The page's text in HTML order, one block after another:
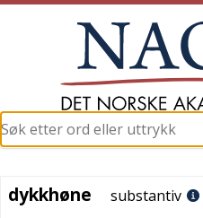
dykkhøne
dykkhøne substantiv